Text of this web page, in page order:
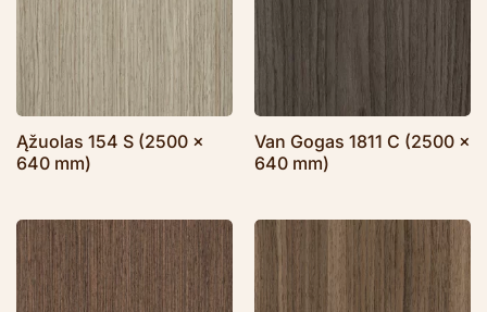
Ąžuolas 154 S (2500 x
640 mm)
Van Gogas 1811 C (2500 x
640 mm)